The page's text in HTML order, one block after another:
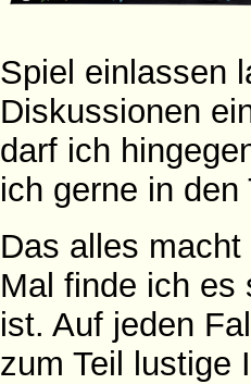
Spiel einlassen
Diskussionen
darf ich
ich gerne in
Das alles
Mal finde ich es
ist. Auf jeden
zum Teil lustige